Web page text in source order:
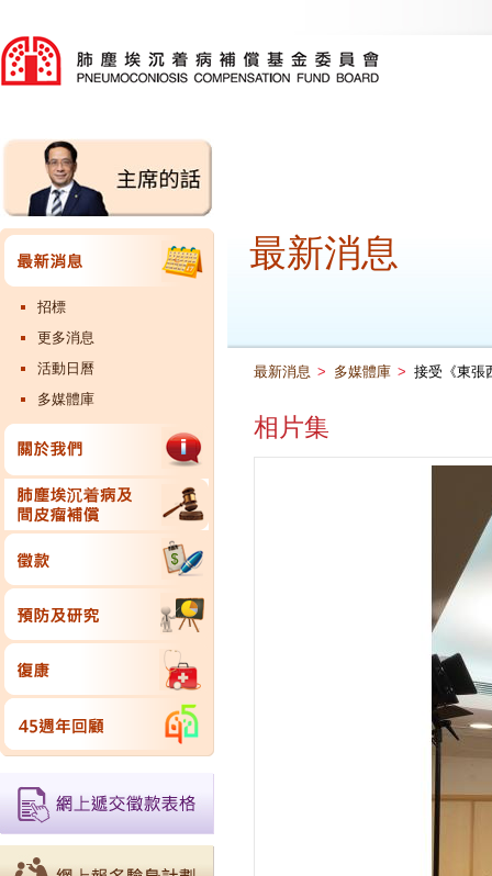
招標
更多消息
活動日曆
多媒體庫
最新消息
最新消息 > 多媒體庫 > 接受《東張
相片集